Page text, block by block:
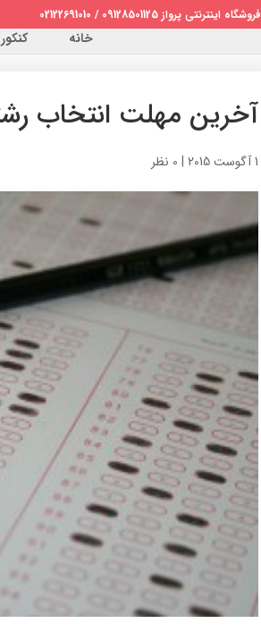
فروشگاه اینترنتی پرواز 09128501125 / 02122691010
خانه کنکور
آخرین مهلت انتخاب
1 آگوست 2015 | 0 نظر